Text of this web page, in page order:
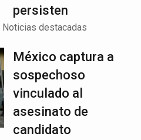
persisten
Noticias destacadas
México captura a
sospechoso
vinculado al
asesinato de
candidato